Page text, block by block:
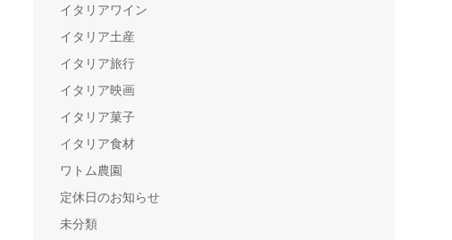
イタリアワイン
イタリア土産
イタリア旅行
イタリア映画
イタリア菓子
イタリア食材
ワトム農園
定休日のお知らせ
未分類